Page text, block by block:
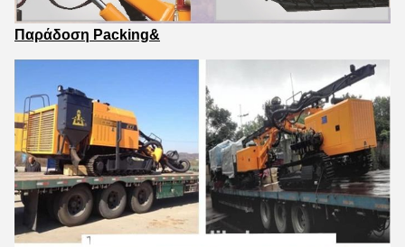
Παράδοση Packing&